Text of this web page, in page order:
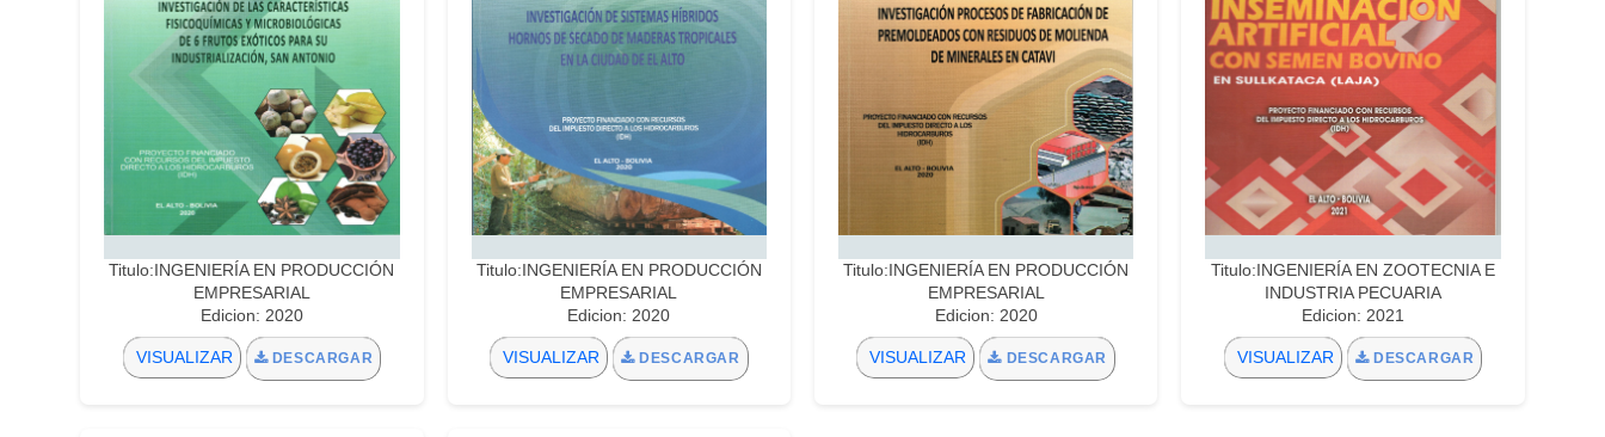
Titulo:INGENIERÍA EN PRODUCCIÓN
EMPRESARIAL
Edicion: 2020
VISUALIZAR DESCARGAR
Titulo:INGENIERÍA EN PRODUCCIÓN
EMPRESARIAL
Edicion: 2020
VISUALIZAR DESCARGAR
Titulo:INGENIERÍA EN PRODUCCIÓN
EMPRESARIAL
Edicion: 2020
VISUALIZAR DESCARGAR
Titulo:INGENIERÍA EN ZOOTECNIA E
INDUSTRIA PECUARIA
Edicion: 2021
VISUALIZAR DESCARGAR